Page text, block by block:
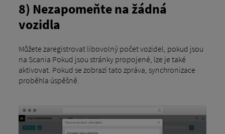
8) Nezapomeňte na žádná
vozidla
Můžete zaregistrovat libovolný počet vozidel, pokud jsou
na Scania Pokud jsou stránky propojené, lze je také
aktivovat. Pokud se zobrazí tato zpráva, synchronizace
proběhla úspěšně.